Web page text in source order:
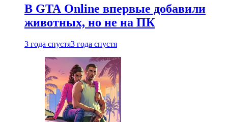
В GTA Online впервые добавили
животных, но не на ПК
3 года спустя3 года спустя